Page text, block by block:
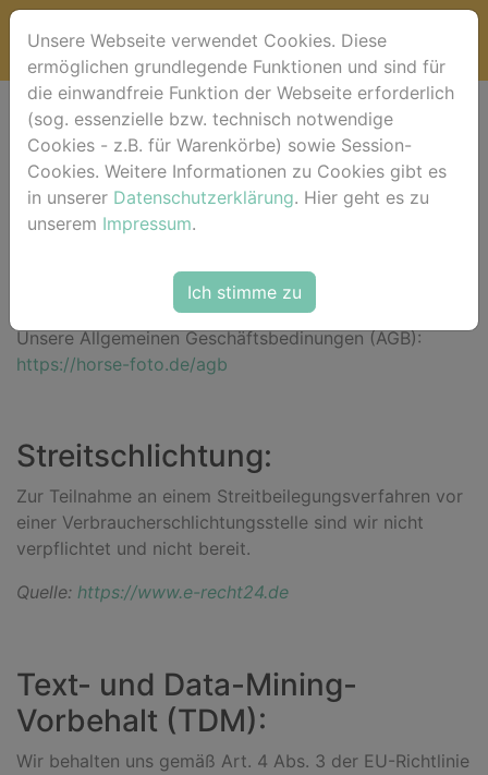
Impressum
Roberto Robaldo - horse-foto.de
Aegidienberger Str. 33 • 53604 Bad Honnef -
T: +49 2224 989992 (abends)
shopping@horse-foto.de
Unsere Allgemeinen Geschäftsbedinungen (AGB):
https://horse-foto.de/agb
Streitschlichtung:
Zur Teilnahme an einem Streitbeilegungsverfahren vor
einer Verbraucherschlichtungsstelle sind wir nicht
verpflichtet und nicht bereit.
Quelle: https://www.e-recht24.de
Text- und Data-Mining-
Vorbehalt (TDM):
Wir behalten uns gemäß Art. 4 Abs. 3 der EU-Richtlinie
Unsere Webseite verwendet Cookies. Diese
ermöglichen grundlegende Funktionen und sind für
die einwandfreie Funktion der Webseite erforderlich
(sog. essenzielle bzw. technisch notwendige
Cookies - z.B. für Warenkörbe) sowie Session-
Cookies. Weitere Informationen zu Cookies gibt es
in unserer Datenschutzerklärung. Hier geht es zu
unserem Impressum.
Ich stimme zu